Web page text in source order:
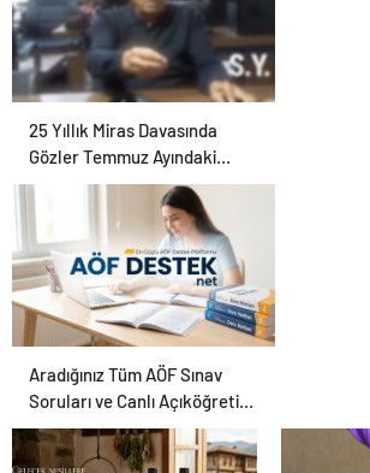
25 Yıllık Miras Davasında
Gözler Temmuz Ayındaki
Karar Duruşmasına Çevrildi
Aradığınız Tüm AÖF Sınav
Soruları ve Canlı Açıköğretim
Forumu Burada